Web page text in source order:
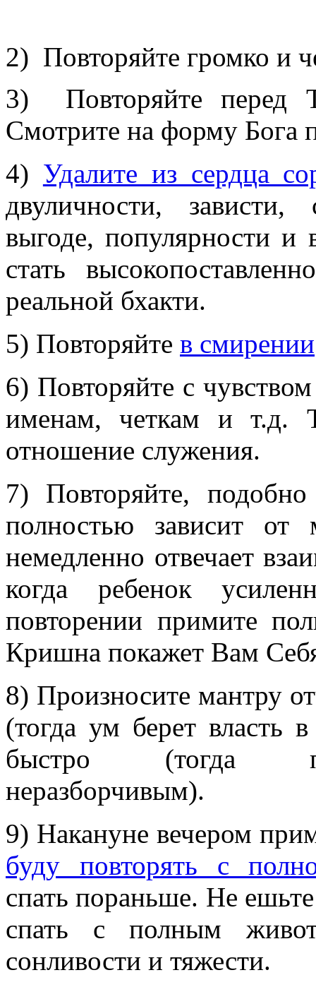
2) Повторяйте громко и
3) Повторяйте перед
Смотрите на форму Бога
4) Удалите из сердца
двуличности,
выгоде, популярности
стать
реальной бхакти.
5) Повторяйте в смирении
6) Повторяйте с
именам, четкам и т.д.
отношение служения.
7) Повторяйте,
полностью зависит от
немедленно отвечает
когда ребенок
повторении примите
Кришна покажет Вам
8) Произносите мантру
(тогда ум берет
быстро (тогда
неразборчивым).
9) Накануне вечером
буду повторять с
спать пораньше. Не
спать с полным
сонливости и тяжести.